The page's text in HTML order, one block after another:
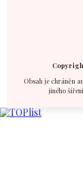
Obsah je chráněn
jiného